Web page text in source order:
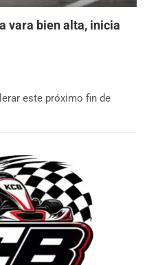
vara bien alta, inicia
este próximo fin de